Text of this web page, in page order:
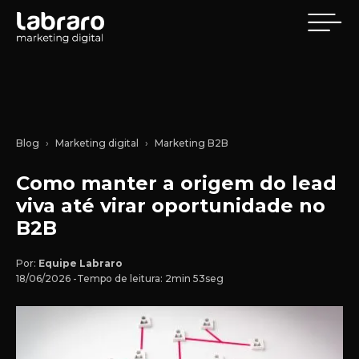
Blog Marketing digital Marketing B2B
Como manter a origem do lead
viva até virar oportunidade no
B2B
Por: Equipe Labraro
18/06/2026 -Tempo de leitura: 2min 53seg